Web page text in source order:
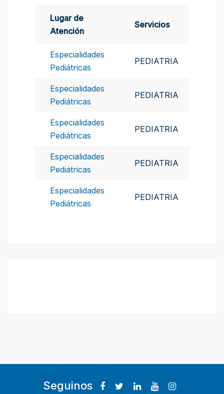
Lugar de
Atención
Servicios
Especialidades
Pediátricas
PEDIATRIA
Especialidades
Pediátricas
PEDIATRIA
Especialidades
Pediátricas
PEDIATRIA
Especialidades
Pediátricas
PEDIATRIA
Especialidades
Pediátricas
PEDIATRIA
Seguinos